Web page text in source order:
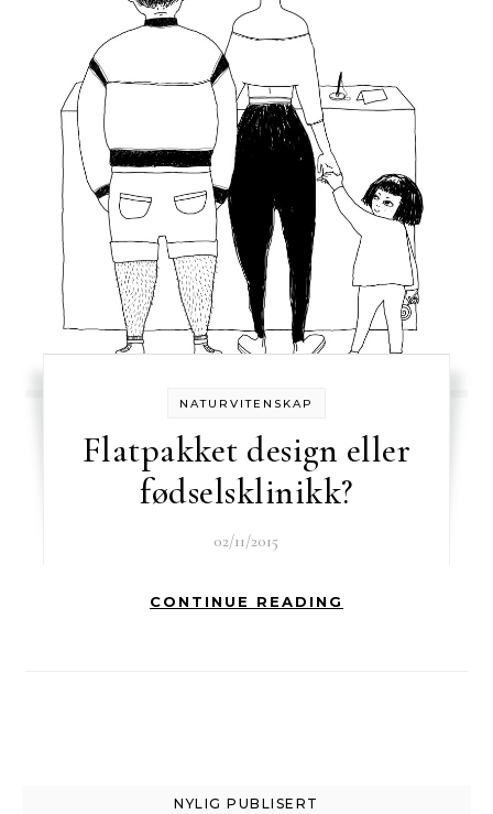
NATURVITENSKAP
Flatpakket design eller
fødselsklinikk?
02/11/2015
CONTINUE READING
NYLIG PUBLISERT